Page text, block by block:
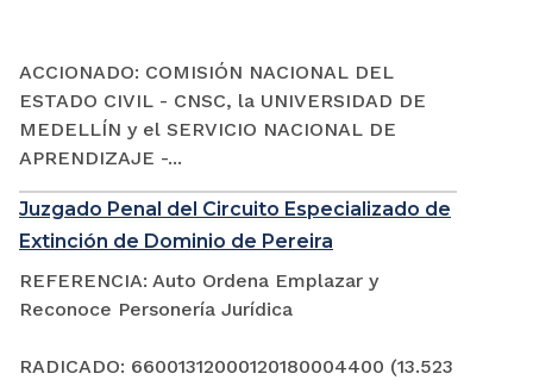
ACCIONADO: COMISIÓN NACIONAL DEL
ESTADO CIVIL - CNSC, la UNIVERSIDAD DE
MEDELLÍN y el SERVICIO NACIONAL DE
APRENDIZAJE -...
Juzgado Penal del Circuito Especializado de
Extinción de Dominio de Pereira
REFERENCIA: Auto Ordena Emplazar y
Reconoce Personería Jurídica
RADICADO: 66001312000120180004400 (13.523